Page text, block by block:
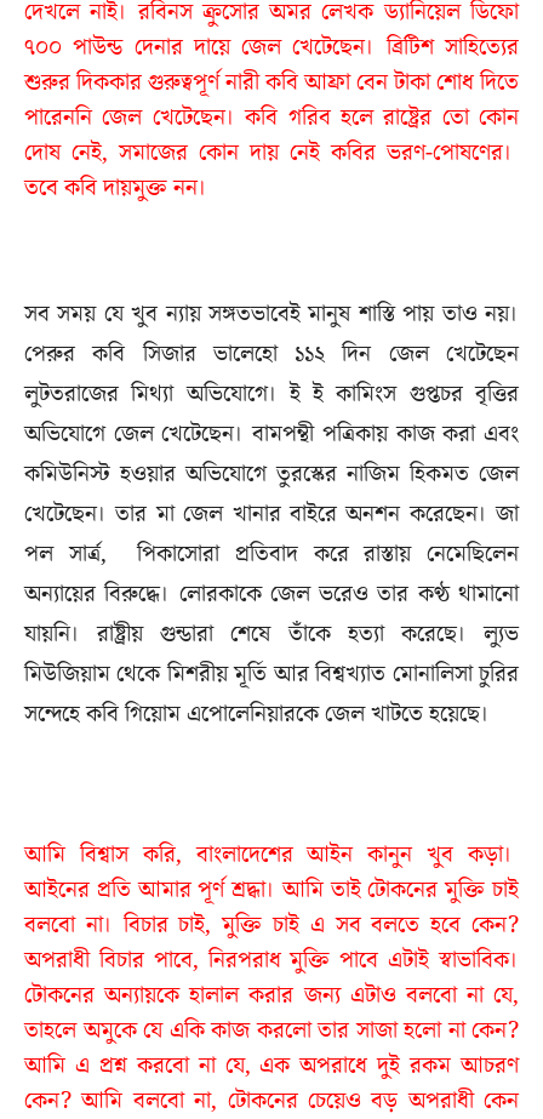
দেখলে নাই। রবিনস ক্রুসোর অমর লেখক ড্যানিয়েল ডিফো
৭০০ পাউন্ড দেনার দায়ে জেল খেটেছেন। ব্রিটিশ সাহিত্যের
শুরুর দিককার গুরুত্বপূর্ণ নারী কবি আফ্রা বেন টাকা শোধ দিতে
পারেননি জেল খেটেছেন। কবি গরিব হলে রাষ্ট্রের তো কোন
দোষ নেই, সমাজের কোন দায় নেই কবির ভরণ-পোষণের।
তবে কবি দায়মুক্ত নন।
সব সময় যে খুব ন্যায় সঙ্গতভাবেই মানুষ শাস্তি পায় তাও নয়।
পেরুর কবি সিজার ভালেহো ১১২ দিন জেল খেটেছেন
লুটতরাজের মিথ্যা অভিযোগে। ই ই কামিংস গুপ্তচর বৃত্তির
অভিযোগে জেল খেটেছেন। বামপন্থী পত্রিকায় কাজ করা এবং
কমিউনিস্ট হওয়ার অভিযোগে তুরস্কের নাজিম হিকমত জেল
খেটেছেন। তার মা জেল খানার বাইরে অনশন করেছেন। জা
পল সার্ত্র, পিকাসোরা প্রতিবাদ করে রাস্তায় নেমেছিলেন
অন্যায়ের বিরুদ্ধে। লোরকাকে জেল ভরেও তার কণ্ঠ থামানো
যায়নি। রাষ্ট্রীয় গুন্ডারা শেষে তাঁকে হত্যা করেছে। ল্যুভ
মিউজিয়াম থেকে মিশরীয় মূর্তি আর বিশ্বখ্যাত মোনালিসা চুরির
সন্দেহে কবি গিয়োম এপোলেনিয়ারকে জেল খাটতে হয়েছে।
আমি বিশ্বাস করি, বাংলাদেশের আইন কানুন খুব কড়া।
আইনের প্রতি আমার পূর্ণ শ্রদ্ধা। আমি তাই টোকনের মুক্তি চাই
বলবো না। বিচার চাই, মুক্তি চাই এ সব বলতে হবে কেন?
অপরাধী বিচার পাবে, নিরপরাধ মুক্তি পাবে এটাই স্বাভাবিক।
টোকনের অন্যায়কে হালাল করার জন্য এটাও বলবো না যে,
তাহলে অমুকে যে একি কাজ করলো তার সাজা হলো না কেন?
আমি এ প্রশ্ন করবো না যে, এক অপরাধে দুই রকম আচরণ
কেন? আমি বলবো না, টোকনের চেয়েও বড় অপরাধী কেন